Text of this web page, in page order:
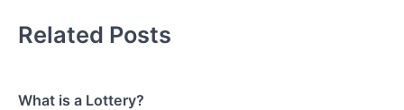
Related Posts
What is a Lottery?